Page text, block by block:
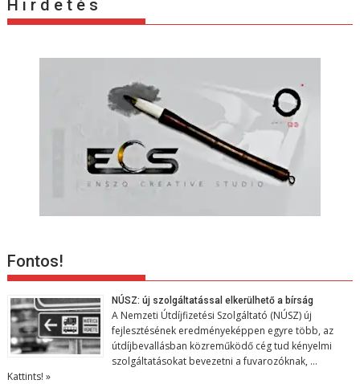
i
H i r d e t é s
Fontos!
NÚSZ: új szolgáltatással elkerülhető a bírság
A Nemzeti Útdíjfizetési Szolgáltató (NÚSZ) új
fejlesztésének eredményeképpen egyre több, az
útdíjbevallásban közreműködő cég tud kényelmi
szolgáltatásokat bevezetni a fuvarozóknak, …
Kattints! »